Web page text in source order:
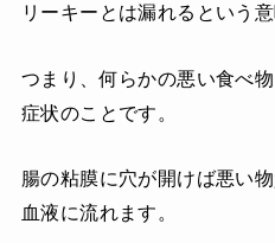
リーキーとは漏れるという
つまり、何らかの悪い食べ
症状のことです。
腸の粘膜に穴が開けば悪い
血液に流れます。